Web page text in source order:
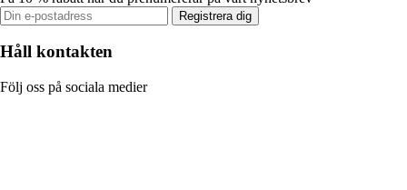
Registrera dig
Håll kontakten
Följ oss på sociala medier